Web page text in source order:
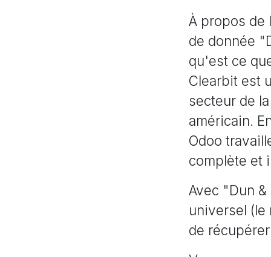
À propos de
de donnée
qu'est ce
Clearbit est
secteur de
américain.
Odoo
complète et
Avec "Dun
universel (le
de